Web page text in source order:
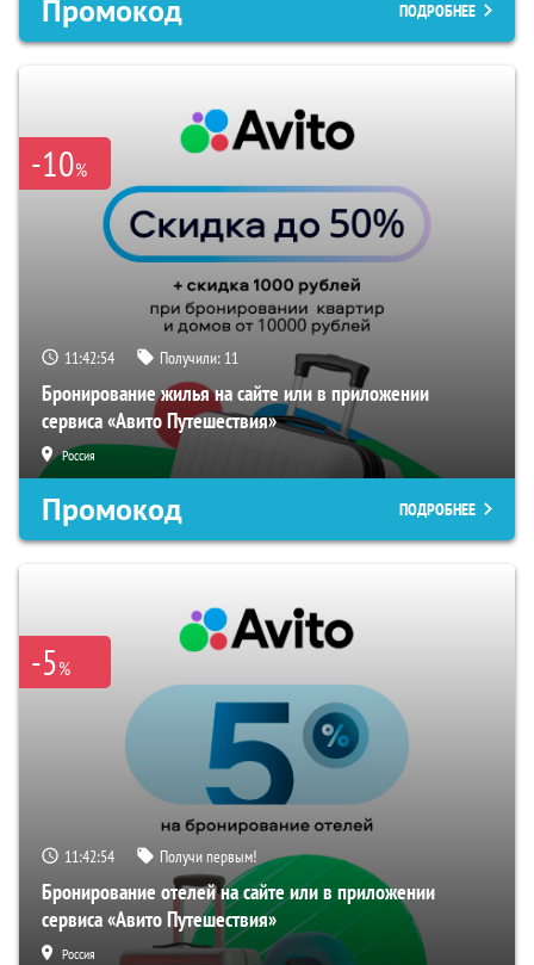
Промокод ПОДРОБНЕЕ
-10%
11:42:54 Получили: 11
Бронирование жилья на сайте или в приложении
сервиса «Авито Путешествия»
Россия
Промокод ПОДРОБНЕЕ
-5%
11:42:54 Получи первым!
Бронирование отелей на сайте или в приложении
сервиса «Авито Путешествия»
Россия